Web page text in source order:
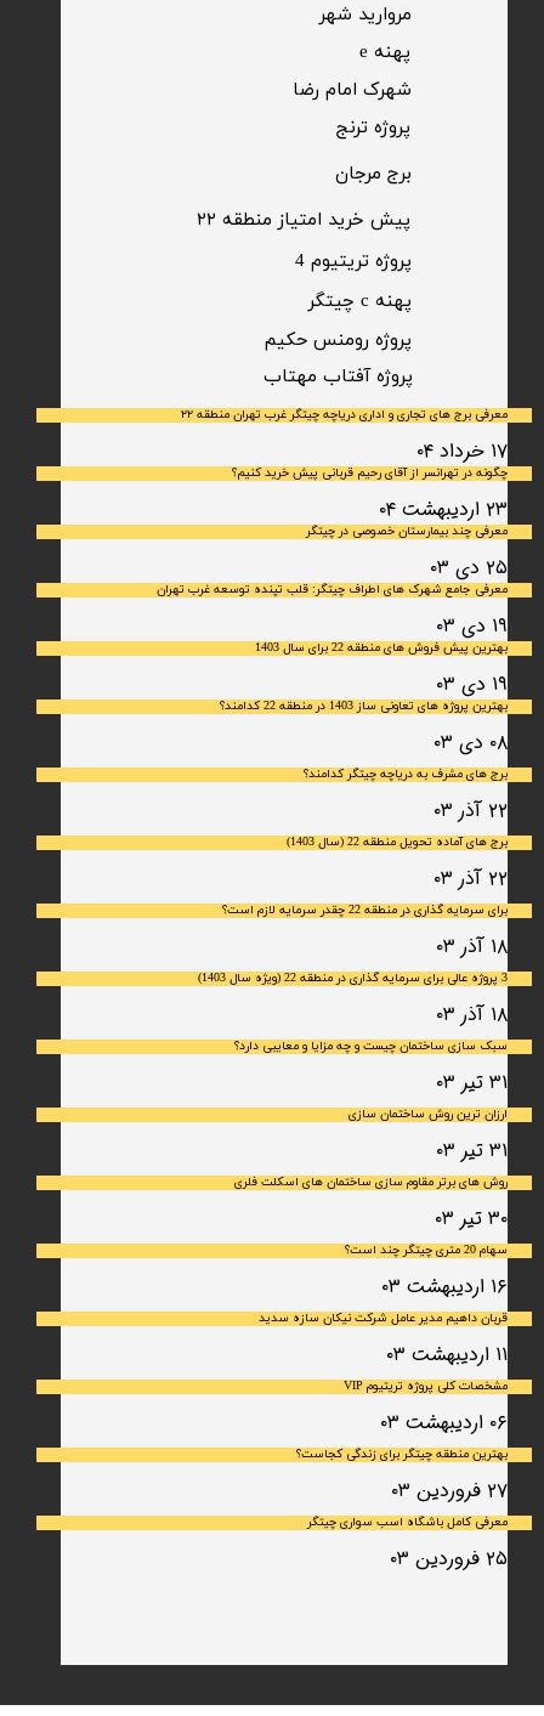
​پروژه ترنج
مروارید شهر​​​​​​​
شهرک امام رضا
پهنه e
برج مرجان
معرفی برج های تجاری و اداری دریاچه چیتگر غرب تهران منطقه ۲۲
۱۷ خرداد ۰۴
چگونه در تهرانسر از آقای رحیم قربانی پیش خرید کنیم؟
۲۳ اردیبهشت ۰۴
معرفی چند بیمارستان خصوصی در چیتگر
۲۵ دی ۰۳
معرفی جامع شهرک‌ های اطراف چیتگر: قلب تپنده توسعه غرب تهران
۱۹ دی ۰۳
بهترین پیش فروش های منطقه 22 برای سال 1403
۱۹ دی ۰۳
بهترین پروژه های تعاونی ساز 1403 در منطقه 22 کدامند؟
۰۸ دی ۰۳
برج های مشرف به دریاچه چیتگر کدامند؟
۲۲ آذر ۰۳
برج های آماده تحویل منطقه 22 (سال 1403)
۲۲ آذر ۰۳
برای سرمایه‌ گذاری در منطقه 22 چقدر سرمایه لازم است؟
۱۸ آذر ۰۳
3 پروژه عالی برای سرمایه گذاری در منطقه 22 (ویژه سال 1403)
۱۸ آذر ۰۳
سبک سازی ساختمان چیست و چه مزایا و معایبی دارد؟
۳۱ تیر ۰۳
ارزان ترین روش ساختمان سازی
۳۱ تیر ۰۳
روش های برتر مقاوم سازی ساختمان های اسکلت فلری
۳۰ تیر ۰۳
سهام 20 متری چیتگر چند است؟
۱۶ اردیبهشت ۰۳
قربان داهیم مدیر عامل شرکت نیکان سازه سدید
۱۱ اردیبهشت ۰۳
مشخصات کلی پروژه تریتیوم VIP
۰۶ اردیبهشت ۰۳
بهترین منطقه چیتگر برای زندگی کجاست؟
۲۷ فروردین ۰۳
معرفی کامل باشگاه اسب سواری چیتگر
۲۵ فروردین ۰۳
پیش خرید امتیاز منطقه ۲۲​​​​​​​
​پروژه آفتاب مهتاب
پروژه رومنس حکیم
پهنه c چیتگر
پروژه تریتیوم 4